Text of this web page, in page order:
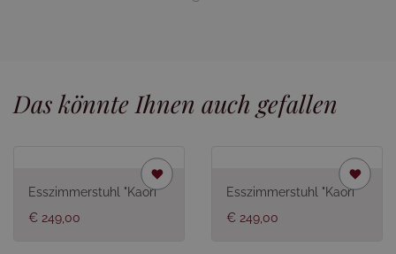
Das könnte Ihnen auch gefallen
Esszimmerstuhl "Kaori"
€ 249,00
Esszimmerstuhl "Kaori"
€ 249,00